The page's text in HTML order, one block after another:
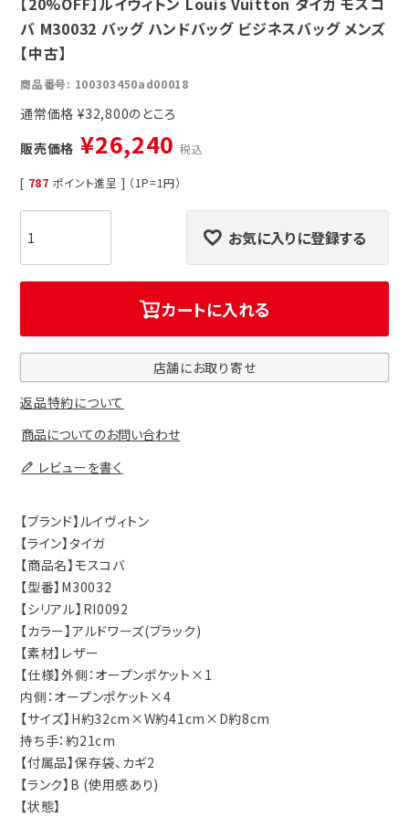
バ M30032 バッグ ハンドバッグ ビジネスバッグ メンズ
【中古】
商品番号 100303450ad00018
通常価格 ¥32,800
販売価格 ¥26,240 税込
[ 787 ポイント進呈 ] （1P=1円）
お気に入りに登録する
カートに入れる
店舗にお取り寄せ
返品特約について
商品についてのお問い合わせ
レビューを書く
【ブランド】ルイヴィトン
【ライン】タイガ
【商品名】モスコバ
【型番】M30032
【シリアル】RI0092
【カラー】アルドワーズ(ブラック)
【素材】レザー
【仕様】外側：オープンポケット×1
内側：オープンポケット×4
【サイズ】H約32cm×W約41cm×D約8cm
持ち手：約21cm
【付属品】保存袋、カギ2
【ランク】B (使用感あり)
【状態】